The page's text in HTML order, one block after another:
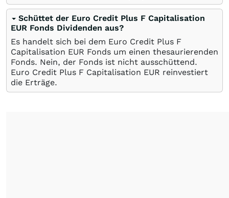
Schüttet der Euro Credit Plus F Capitalisation
EUR Fonds Dividenden aus?
Es handelt sich bei dem Euro Credit Plus F
Capitalisation EUR Fonds um einen thesaurierenden
Fonds. Nein, der Fonds ist nicht ausschüttend.
Euro Credit Plus F Capitalisation EUR reinvestiert
die Erträge.